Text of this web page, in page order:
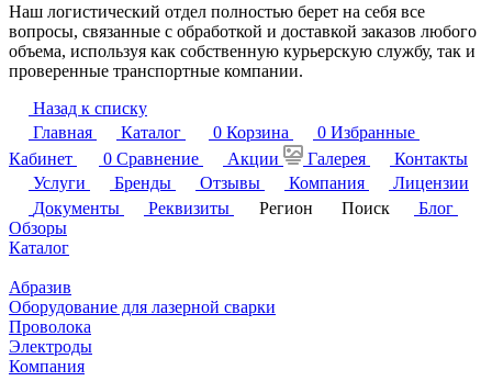
Наш логистический отдел полностью берет на себя все
вопросы, связанные с обработкой и доставкой заказов любого
объема, используя как собственную курьерскую службу, так и
проверенные транспортные компании.
Назад к списку
Главная
Каталог 0 Корзина 0 Избранные
Кабинет
0 Сравнение Акции Галерея
Контакты
Услуги
Бренды Отзывы Компания
Лицензии
Документы
Реквизиты Регион Поиск
Блог
Обзоры
Каталог
Абразив
Оборудование для лазерной сварки
Проволока
Электроды
Компания